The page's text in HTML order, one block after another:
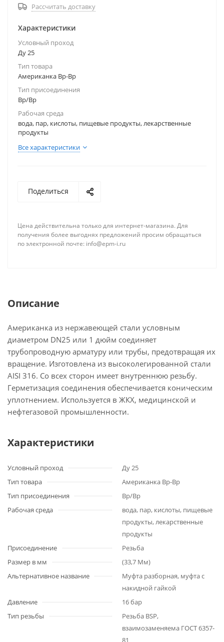
Рассчитать доставку
Характеристики
Условный проход
Ду 25
Тип товара
Американка Вр-Вр
Тип присоединения
Вр/Вр
Рабочая среда
вода, пар, кислоты, пищевые продукты, лекарственные
продукты
Все характеристики
Поделиться
Цена действительна только для интернет-магазина. Для
получения более выгоднях предложений просим обращаться
по электронной почте: info@epm-i.ru
Описание
Американка из нержавеющей стали условным
диаметром DN25 или 1 дюйм соединяет
трубопроводную арматуру или трубы, предотвращая их
вращение. Изготовлена из высоколегированной стали
AISI 316. Со всех сторон имеет внутреннюю резьбу.
Герметизация соединения обеспечивается коническим
уплотнением. Используется в ЖКХ, медицинской и
нефтегазовой промышленности.
Характеристики
Условный проход
Ду 25
Тип товара
Американка Вр-Вр
Тип присоединения
Вр/Вр
Рабочая среда
вода, пар, кислоты, пищевые
продукты, лекарственные
продукты
Присоединение
Резьба
Размер в мм
(33,7 Мм)
Альтернативное название
Муфта разборная, муфта с
накидной гайкой
Давление
16 бар
Тип резьбы
Резьба BSP,
взаимозаменяема ГОСТ 6357-
81